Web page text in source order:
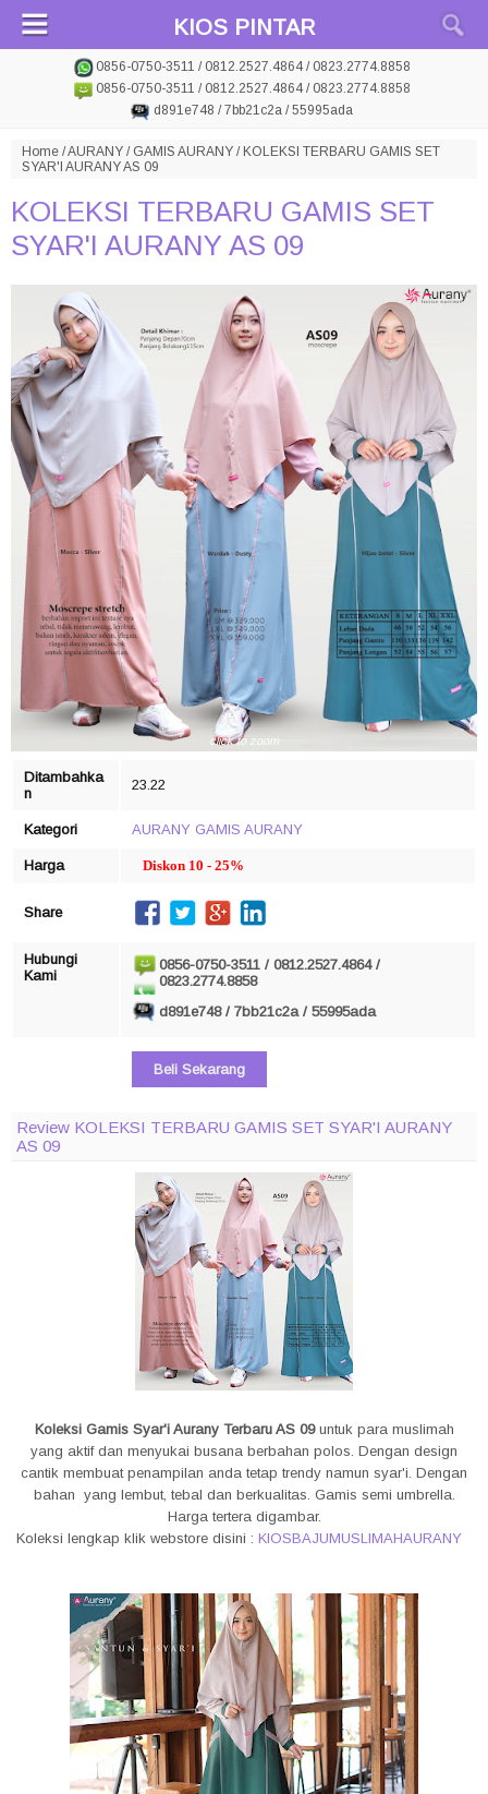
KIOS PINTAR
0856-0750-3511 / 0812.2527.4864 / 0823.2774.8858
0856-0750-3511 / 0812.2527.4864 / 0823.2774.8858
d891e748 / 7bb21c2a / 55995ada
Home /AURANY / GAMIS AURANY / KOLEKSI TERBARU GAMIS SET
SYAR'I AURANY AS 09
KOLEKSI TERBARU GAMIS SET
SYAR'I AURANY AS 09
click to zoom
Ditambahka
n
23.22
Kategori AURANY GAMIS AURANY
Harga Diskon 10 - 25%
Share
Hubungi
Kami
0856-0750-3511 / 0812.2527.4864 /
0823.2774.8858
d891e748 / 7bb21c2a / 55995ada
Beli Sekarang
Review KOLEKSI TERBARU GAMIS SET SYAR'I AURANY
AS 09
Koleksi Gamis Syar'i Aurany Terbaru AS 09 untuk para muslimah
yang aktif dan menyukai busana berbahan polos. Dengan design
cantik membuat penampilan anda tetap trendy namun syar'i. Dengan
bahan yang lembut, tebal dan berkualitas. Gamis semi umbrella.
Harga tertera digambar.
Koleksi lengkap klik webstore disini : KIOSBAJUMUSLIMAHAURANY